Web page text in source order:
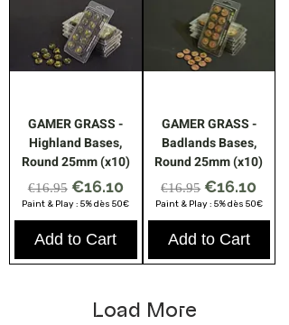
GAMER GRASS -
Highland Bases,
Round 25mm (x10)
Regular Price
€16.95 Sale Price
€16.10
Paint & Play : 5% dès 50€
Add to Cart
GAMER GRASS -
Badlands Bases,
Round 25mm (x10)
Regular Price
€16.95 Sale Price
€16.10
Paint & Play : 5% dès 50€
Add to Cart
Load More